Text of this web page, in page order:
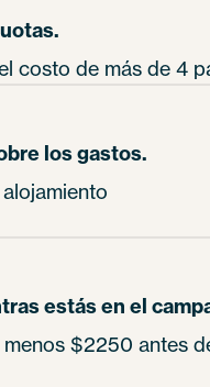
costo de más de 4
los gastos.
estás en el
menos $2250 antes